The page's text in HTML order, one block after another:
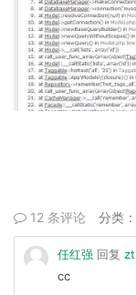
12 条评论 分类：
任红强 回复 zt
cc